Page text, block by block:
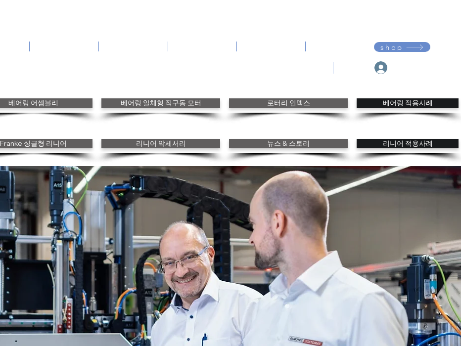
shop
베어링 어셈블리 베어링 일체형 직구동 모터 로터리 인덱스 베어링 적용사례
Franke 싱글형 리니어 리니어 악세서리 뉴스 & 스토리 리니어 적용사례